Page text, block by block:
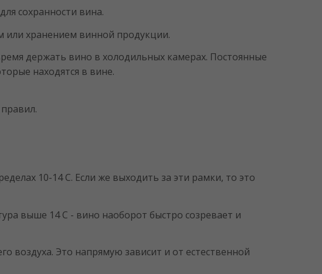
сохранности вина.
или хранением винной продукции.
держать вино в холодильных камерах. Постоянные
находятся в вине.
10-14 С. Если же выходить за эти рамки, то это
выше 14 С - вино наоборот быстро созревает и
воздуха. Это напрямую зависит и от естественной